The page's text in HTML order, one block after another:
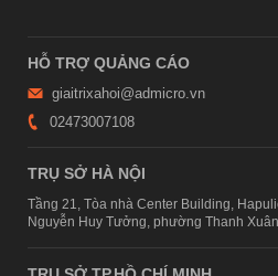
HỖ TRỢ QUẢNG CÁO
giaitrixahoi@admicro.vn
02473007108
TRỤ SỞ HÀ NỘI
Tầng 21, Tòa nhà Center Building,
Nguyễn Huy Tưởng, phường Thanh